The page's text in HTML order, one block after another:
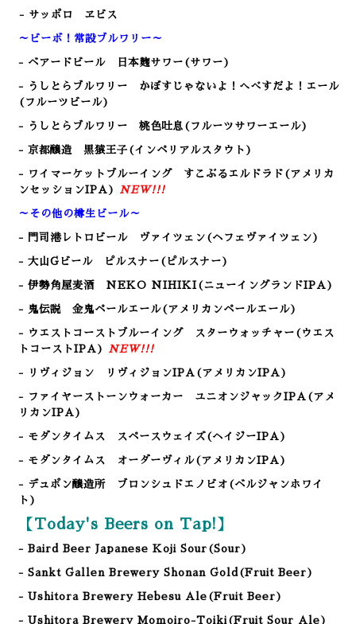
- サッポロ ヱビス
～ビーボ！常設ブルワリー～
- ベアードビール 日本麹サワー(サワー)
- うしとらブルワリー かぼすじゃないよ！へべすだよ！エール
(フルーツビール)
- うしとらブルワリー 桃色吐息(フルーツサワーエール)
- 京都醸造 黒猿王子(インペリアルスタウト)
- ワイマーケットブルーイング すこぶるエルドラド(アメリカ
ンセッションIPA) NEW!!!
～その他の樽生ビール～
- 門司港レトロビール ヴァイツェン(ヘフェヴァイツェン)
- 大山Gビール ピルスナー(ピルスナー)
- 伊勢角屋麦酒 NEKO NIHIKI (ニューイングランドIPA)
- 鬼伝説 金鬼ペールエール(アメリカンペールエール)
- ウエストコーストブルーイング スターウォッチャー(ウエス
トコーストIPA) NEW!!!
- リヴィジョン リヴィジョンIPA(アメリカンIPA)
- ファイヤーストーンウォーカー ユニオンジャックIPA(アメ
リカンIPA)
- モダンタイムス スペースウェイズ(ヘイジーIPA)
- モダンタイムス オーダーヴィル(アメリカンIPA)
- デュポン醸造所 ブロンシュドエノビオ(ベルジャンホワイ
ト)
【Today's Beers on Tap!】
- Baird Beer Japanese Koji Sour (Sour)
- Sankt Gallen Brewery Shonan Gold(Fruit Beer)
- Ushitora Brewery Hebesu Ale(Fruit Beer)
- Ushitora Brewery Momoiro-Toiki(Fruit Sour Ale)